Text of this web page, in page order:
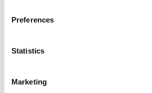
Preferences
Statistics
Marketing